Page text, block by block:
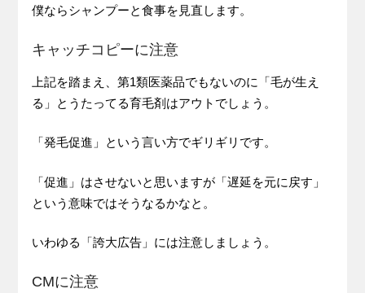
僕ならシャンプーと食事を見直します。
キャッチコピーに注意
上記を踏まえ、第1類医薬品でもないのに「毛が生え
る」とうたってる育毛剤はアウトでしょう。
「発毛促進」という言い方でギリギリです。
「促進」はさせないと思いますが「遅延を元に戻す」
という意味ではそうなるかなと。
いわゆる「誇大広告」には注意しましょう。
CMに注意